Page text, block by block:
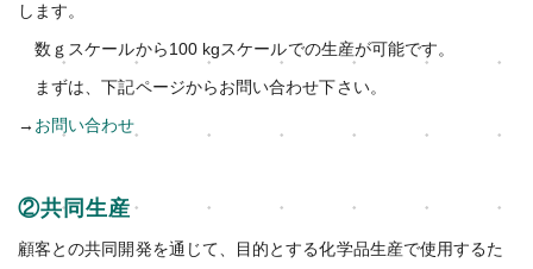
します。
数ｇスケールから100 kgスケールでの生産が可能です。
まずは、下記ページからお問い合わせ下さい。
→ お問い合わせ
②共同生産
顧客との共同開発を通じて、目的とする化学品生産で使用するた